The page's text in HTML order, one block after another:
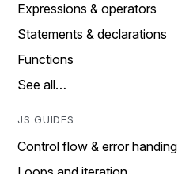
Expressions & operators
Statements & declarations
Functions
See all…
JS GUIDES
Control flow & error handing